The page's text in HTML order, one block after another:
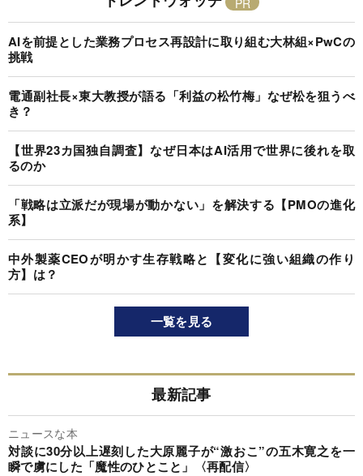
AIを前提とした業務プロセス再設計に取り組む大林組×PwCの
挑戦
電通副社長×東大教授が語る「利益の松竹梅」なぜ松を狙うべ
き？
【世界23カ国独自調査】なぜ日本はAI活用で世界に後れを取
るのか
「戦略は立派だが現場が動かない」を解決する【PMOの進化
系】
中外製薬CEOが明かす生存戦略と【変化に強い組織の作り
方】は？
一覧を見る
最新記事
ニュースな本
対談に30分以上遅刻した大原麗子が“激おこ”の五木寛之を一
瞬で虜にした「魔性のひとこと」〈再配信〉